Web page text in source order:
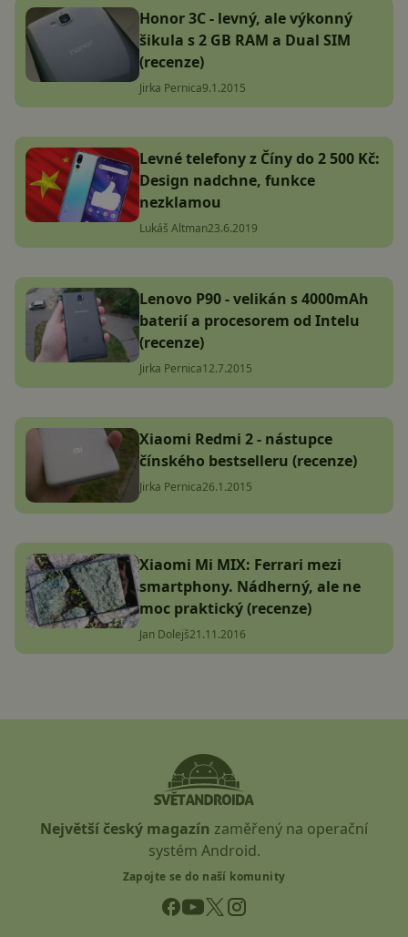
Honor 3C - levný, ale výkonný
šikula s 2 GB RAM a Dual SIM
(recenze)
Jirka Pernica9.1.2015
Levné telefony z Číny do 2 500 Kč:
Design nadchne, funkce
nezklamou
Lukáš Altman23.6.2019
Lenovo P90 - velikán s 4000mAh
baterií a procesorem od Intelu
(recenze)
Jirka Pernica12.7.2015
Xiaomi Redmi 2 - nástupce
čínského bestselleru (recenze)
Jirka Pernica26.1.2015
Xiaomi Mi MIX: Ferrari mezi
smartphony. Nádherný, ale ne
moc praktický (recenze)
Jan Dolejš21.11.2016
Největší český magazín zaměřený na operační
systém Android.
Zapojte se do naší komunity